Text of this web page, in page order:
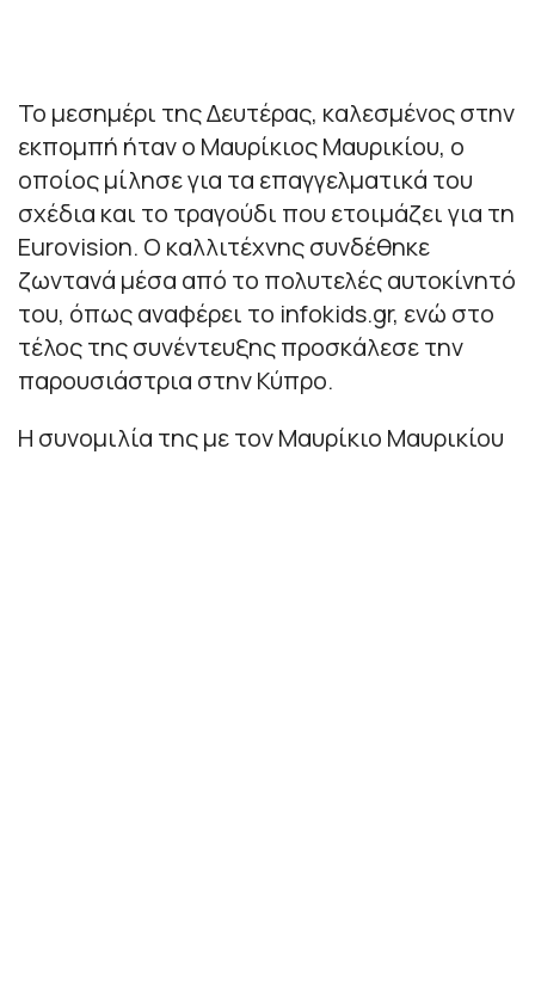
Το μεσημέρι της Δευτέρας, καλεσμένος στην
εκπομπή ήταν ο Μαυρίκιος Μαυρικίου, ο
οποίος μίλησε για τα επαγγελματικά του
σχέδια και το τραγούδι που ετοιμάζει για τη
Eurovision. Ο καλλιτέχνης συνδέθηκε
ζωντανά μέσα από το πολυτελές αυτοκίνητό
του, όπως αναφέρει το infokids.gr, ενώ στο
τέλος της συνέντευξης προσκάλεσε την
παρουσιάστρια στην Κύπρο.
Η συνομιλία της με τον Μαυρίκιο Μαυρικίου